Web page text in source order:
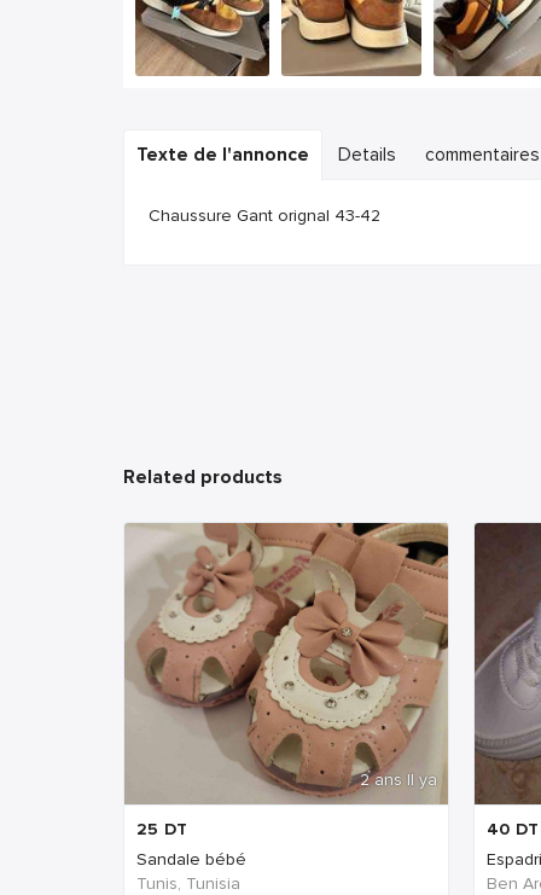
Texte de l'annonce Details commentaires
Chaussure Gant orignal 43-42
Related products
2 ans Il ya
25 DT
Sandale bébé
Tunis, Tunisia
40 DT
Ben